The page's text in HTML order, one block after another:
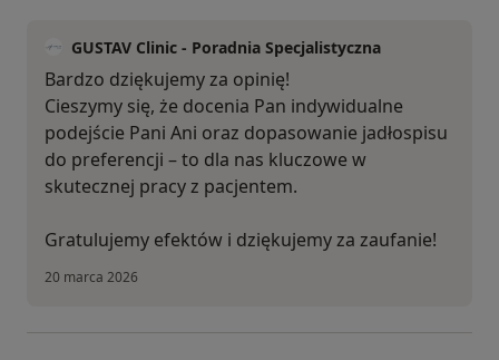
GUSTAV Clinic - Poradnia Specjalistyczna
Bardzo dziękujemy za opinię!
Cieszymy się, że docenia Pan indywidualne
podejście Pani Ani oraz dopasowanie jadłospisu
do preferencji – to dla nas kluczowe w
skutecznej pracy z pacjentem.
Gratulujemy efektów i dziękujemy za zaufanie!
20 marca 2026